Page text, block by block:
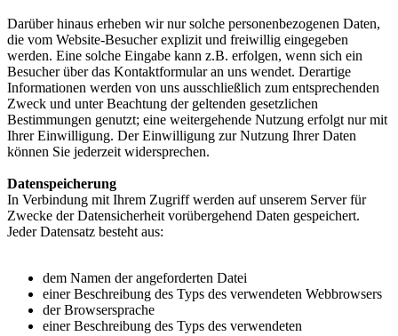
Darüber hinaus erheben wir nur solche personenbezogenen Daten,
die vom Website-Besucher explizit und freiwillig eingegeben
werden. Eine solche Eingabe kann z.B. erfolgen, wenn sich ein
Besucher über das Kontaktformular an uns wendet. Derartige
Informationen werden von uns ausschließlich zum entsprechenden
Zweck und unter Beachtung der geltenden gesetzlichen
Bestimmungen genutzt; eine weitergehende Nutzung erfolgt nur mit
Ihrer Einwilligung. Der Einwilligung zur Nutzung Ihrer Daten
können Sie jederzeit widersprechen.
Datenspeicherung
In Verbindung mit Ihrem Zugriff werden auf unserem Server für
Zwecke der Datensicherheit vorübergehend Daten gespeichert.
Jeder Datensatz besteht aus:
dem Namen der angeforderten Datei
einer Beschreibung des Typs des verwendeten Webbrowsers
der Browsersprache
einer Beschreibung des Typs des verwendeten